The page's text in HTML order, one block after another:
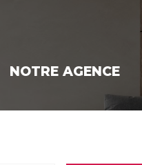
NOTRE AGENCE